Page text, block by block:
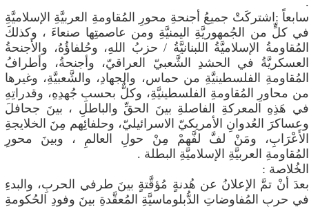
​سابعاً :اشتركَتْ جميعُ أجنحةِ محورِ المُقاومةِ العربيَّةِ الإسلاميَّةِ
في كلٍّ من الجُمهوريَّةِ اليمنيَّةِ ومن عاصمتِها صنعاءَ ، وكذلكَ
المُقاومةُ الإسلاميَّةُ اللبنانيَّةُ / حزبُ اللهِ، وحُلفاؤُهُ، والأجنحةُ
العسكريَّةُ في الحشدِ الشَّعبيّ العراقيّ، وأجنحةُ، وأطرافُ
المُقاومةِ الفلسطينيَّةِ من حماس، والجهادِ، والشَّعبيَّةِ، وغيرها
من محاورِ المُقاومةِ الفلسطينيَّةِ، وكلٌّ بحسبِ جُهدِهِ، وقدراتِهِ
في هَذِهِ المعركةِ الفاصلةِ بينَ الحقِّ والباطلِ ، بينَ جحافلَ
وعساكرَ العُدوانِ الأمريكيّ الاسرائيليّ، وحلفائِهم مِنَ الخلايجةِ
الأَعْرَابِ، ومَنْ لفَّ لفَّهمْ مِنْ حولِ العالمِ ، وبينَ محورِ
المُقاومةِ العربيَّةِ الإسلاميَّةِ البطلة .
​الخُلاصة :
​بعدَ أنْ تمَّ الإعلانُ عن هُدنةٍ مُؤقَّتةٍ بينَ طرفي الحربِ، والبدءِ
في حربِ المُفاوضاتِ الدُّبلوماسيَّةِ المُعقَّدةِ بينَ وفودِ الحُكومةِ